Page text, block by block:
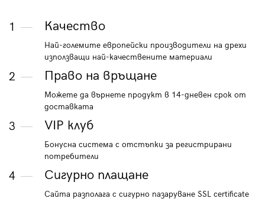
1 Качество
Най-големите европейски производители на дрехи
използващи най-качествените материали
2 Право на връщане
Можете да върнете продукт в 14-дневен срок от
доставката
3 VIP клуб
Бонусна система с отстъпки за регистрирани
потребители
4 Сигурно плащане
Сайта разполага с сигурно пазаруване SSL certificate